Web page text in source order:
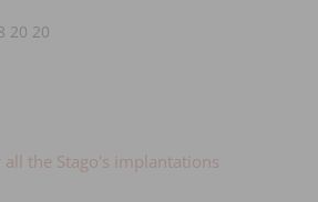
20 20
all the Stago's implantations